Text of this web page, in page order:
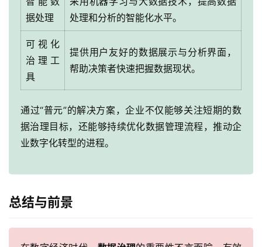
活
动
方
案
据处理
处理和分析的智能化水平。
可视化
治理工
具
提供用户友好的数据展示与分析界面，
帮助决策者快速把握数据现状。
通过“普元”的解决方案，企业不仅能够关注短期的数
据治理目标，还能够持续优化数据管理流程，推动企
业数字化转型的进程。
总结与前景